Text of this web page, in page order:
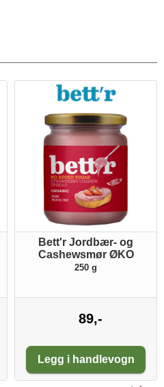
Bett'r Jordbær- og
Cashewsmør ØKO
250 g
89,-
Legg i handlevogn